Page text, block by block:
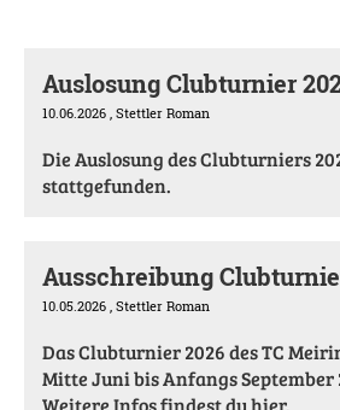
10.06.2026 , Stettler Roman
Die Auslosung des Clubturniers
stattgefunden.
Ausschreibung
10.05.2026 , Stettler Roman
Das Clubturnier 2026 des TC
Mitte Juni bis Anfangs September
Weitere Infos findest du hier.